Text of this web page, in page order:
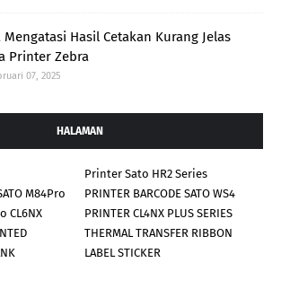
Mengatasi Hasil Cetakan Kurang Jelas
Printer Zebra
07, 2025
HALAMAN
Printer Sato HR2 Series
M84Pro
PRINTER BARCODE SATO WS4
CL6NX
PRINTER CL4NX PLUS SERIES
THERMAL TRANSFER RIBBON
LABEL STICKER